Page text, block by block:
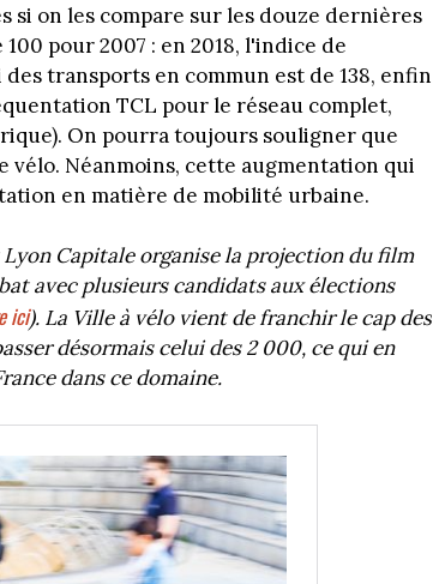
si on les compare sur les douze dernières
pour 2007 : en 2018, l'indice de
transports en commun est de 138, enfin
TCL pour le réseau complet,
On pourra toujours souligner que
Néanmoins, cette augmentation qui
en matière de mobilité urbaine.
Capitale organise la projection du film
avec plusieurs candidats aux élections
ici). La Ville à vélo vient de franchir le cap des
désormais celui des 2 000, ce qui en
dans ce domaine.